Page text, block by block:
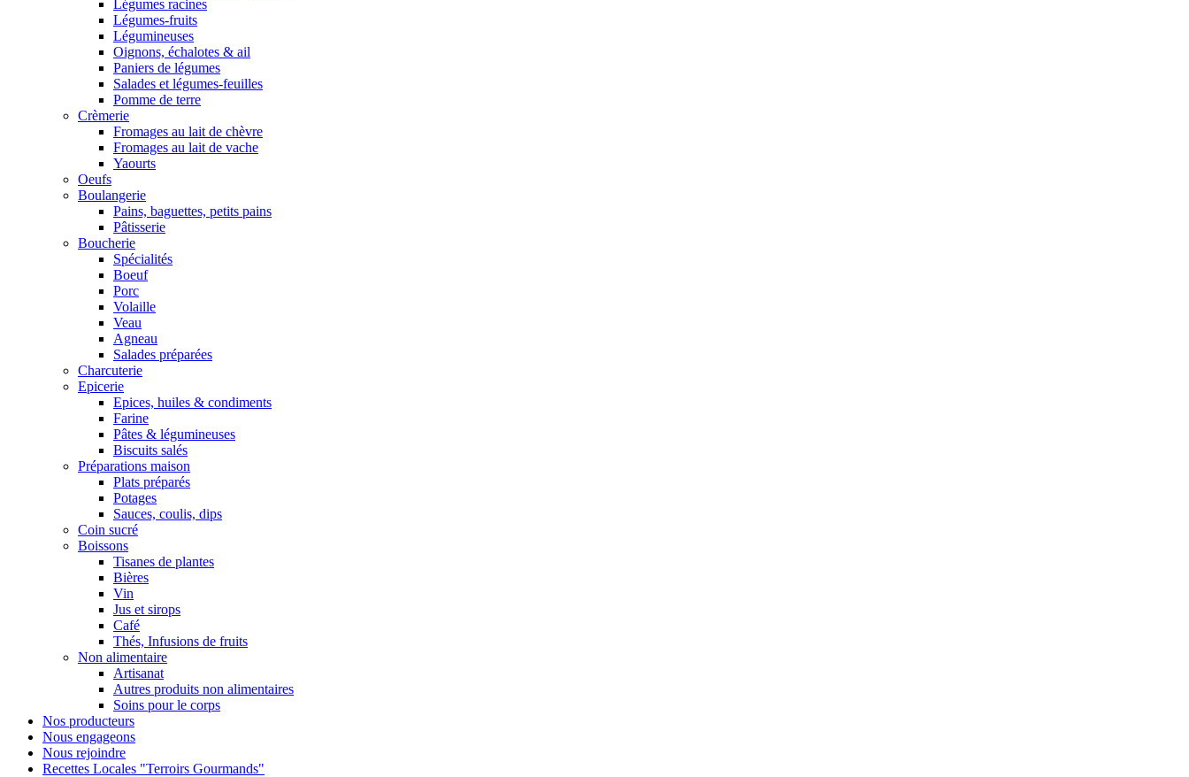
Légumes racines
Légumes-fruits
Légumineuses
Oignons, échalotes & ail
Paniers de légumes
Salades et légumes-feuilles
Pomme de terre
Crèmerie
Fromages au lait de chèvre
Fromages au lait de vache
Yaourts
Oeufs
Boulangerie
Pains, baguettes, petits pains
Pâtisserie
Boucherie
Spécialités
Boeuf
Porc
Volaille
Veau
Agneau
Salades préparées
Charcuterie
Epicerie
Epices, huiles & condiments
Farine
Pâtes & légumineuses
Biscuits salés
Préparations maison
Plats préparés
Potages
Sauces, coulis, dips
Coin sucré
Boissons
Tisanes de plantes
Bières
Vin
Jus et sirops
Café
Thés, Infusions de fruits
Non alimentaire
Artisanat
Autres produits non alimentaires
Soins pour le corps
Nos producteurs
Nous engageons
Nous rejoindre
Recettes Locales "Terroirs Gourmands"